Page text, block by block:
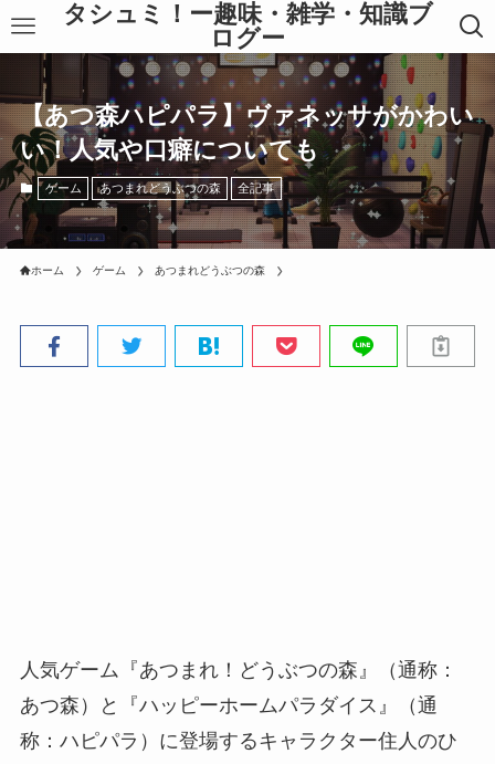
タシュミ！ー趣味・雑学・知識ブ
ログー
【あつ森ハピパラ】ヴァネッサがかわい
い！人気や口癖についても
ゲーム あつまれどうぶつの森 全記事
ホーム ゲーム あつまれどうぶつの森
人気ゲーム『あつまれ！どうぶつの森』（通称：
あつ森）と『ハッピーホームパラダイス』（通
称：ハピパラ）に登場するキャラクター住人のひ